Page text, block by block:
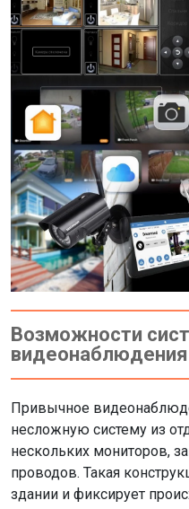
Возможности
видеонаблюдения
Привычное
несложную систему из
нескольких мониторов,
проводов. Такая
здании и фиксирует